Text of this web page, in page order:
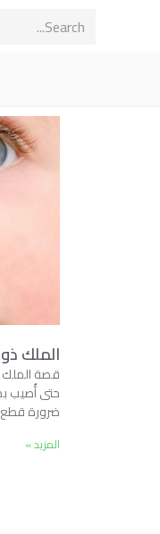
Search...
الملك
قصة
حتى أُصيب
ضرورة قطع
المزيد »